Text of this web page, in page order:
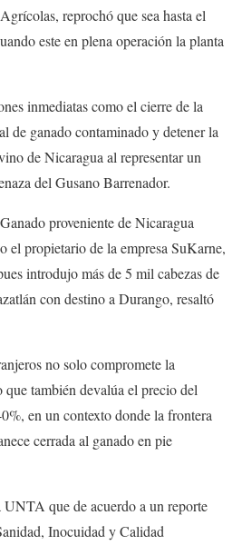
reprochó que sea hasta el
este en plena operación la planta
inmediatas como el cierre de la
de ganado contaminado y detener la
de Nicaragua al representar un
del Gusano Barrenador.
proveniente de Nicaragua
el propietario de la empresa SuKarne,
introdujo más de 5 mil cabezas de
con destino a Durango, resaltó
no solo compromete la
también devalúa el precio del
en un contexto donde la frontera
cerrada al ganado en pie
que de acuerdo a un reporte
Inocuidad y Calidad